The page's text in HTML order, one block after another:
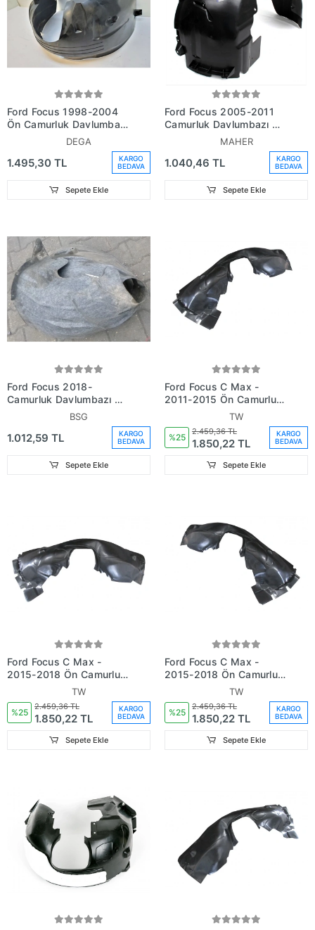
Ford Focus 1998-2004
Ön Çamurluk Davlumbazı
Sol (Oem No:DEGA
1.495,30 TL
KARGO
BEDAVA
Sepete Ekle
Ford Focus 2005-2011
Çamurluk Davlumbazı Ön
Sağ (Oem No: 4M51-
MAHER
1.040,46 TL
KARGO
BEDAVA
Sepete Ekle
Ford Focus 2018-
Çamurluk Davlumbazı Ön
BSG
1.012,59 TL
KARGO
BEDAVA
Sepete Ekle
Ford Focus C Max -
2011-2015 Ön Çamurluk
Davlumbazı Sağ (Tw)
(Oem No: Dm5Z-
16102A)
TW
%25
2.459,36 TL
1.850,22 TL
KARGO
BEDAVA
Sepete Ekle
Ford Focus C Max -
2015-2018 Ön Çamurluk
Davlumbazı Sağ (Tyg)
(Oem No:Dm5Z16102A)
TW
%25
2.459,36 TL
1.850,22 TL
KARGO
BEDAVA
Sepete Ekle
Ford Focus C Max -
2015-2018 Ön Çamurluk
Davlumbazı Sol (Tyg)
(Oem No:Dm5Z16103A)
TW
%25
2.459,36 TL
1.850,22 TL
KARGO
BEDAVA
Sepete Ekle